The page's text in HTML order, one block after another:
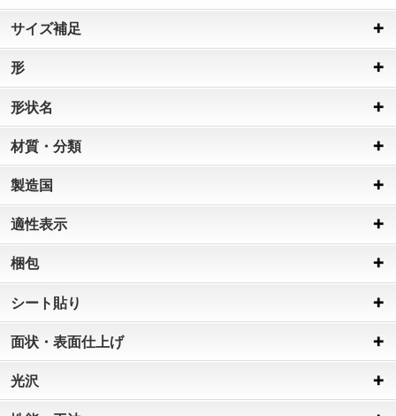
サイズ補足
形
形状名
材質・分類
製造国
適性表示
梱包
シート貼り
面状・表面仕上げ
光沢